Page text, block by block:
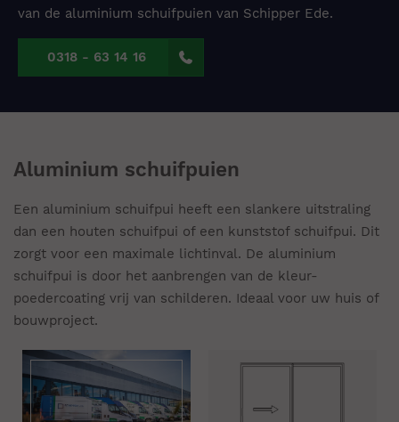
van de aluminium schuifpuien van Schipper Ede.
0318 - 63 14 16
Aluminium schuifpuien
Een aluminium schuifpui heeft een slankere uitstraling
dan een houten schuifpui of een kunststof schuifpui. Dit
zorgt voor een maximale lichtinval. De aluminium
schuifpui is door het aanbrengen van de kleur-
poedercoating vrij van schilderen. Ideaal voor uw huis of
bouwproject.